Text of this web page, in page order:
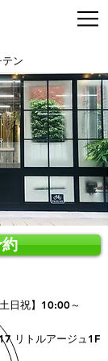
ン
日祝】10:00～
リトルアージュ1F